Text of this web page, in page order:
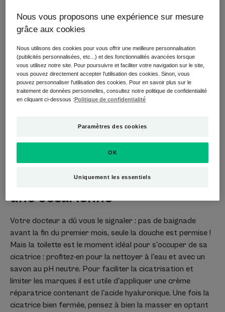
grossesse, prise de poids, elles peuvent se présenter à
plus d'une occasion mais sont toujours liées à une perte
d’élasticité de la peau, qui en s’étirant en vient à se
déchirer en profondeur et crée ces marques, qui
s’apparentent à des cicatrices.
On ne peut pas faire disparaître totalement une
vergeture, mais on peut l’atténuer.
La technique : le massage ! 2 à 3 minutes de palper-rouler
Estomper une cicatrice suite à
une césarienne
Votre docteur a dû vous le signaler : pas de baignade
avant la fin du premier mois, seule la douche est permise !
Mais la toilette est le moment idéal pour s'occuper de sa
cicatrice : profitez-en pour la nettoyer à l'eau et avec un
savon au pH neutre. Pour faciliter la cicatrisation et
limiter les marques il est utile d'appliquer une crème
réparatrice contenant de l'acide hyaluronique. Une fois la
cicatrice bien fermée, pensez à bien la masser en optant
Nous vous proposons une expérience sur mesure
grâce aux cookies
Nous utilisons des cookies pour vous offrir une meilleure personnalisation
(publicités personnalisées, etc...) et des fonctionnalités avancées lorsque
vous utilisez notre site. Pour poursuivre et faciliter votre navigation sur le site,
vous pouvez directement accepter l'utilisation des cookies. Sinon, vous
pouvez personnaliser l'utilisation des cookies. Pour en savoir plus sur le
traitement de données personnelles, consultez notre politique de confidentialité
en cliquant ci-dessous : Politique de confidentialité
Paramètres des cookies
Uniquement les essentiels
OK